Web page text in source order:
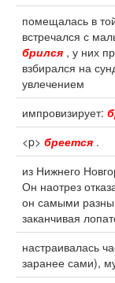
помещалась в
встречался с
брился , у них
взбирался на
увлечением
импровизирует:
<p> бреется .
из Нижнего
Он наотрез
он самыми
заканчивая
настраивалась
заранее сами),